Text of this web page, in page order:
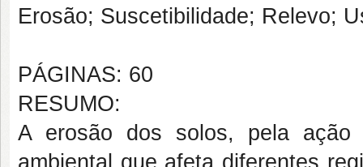
Erosão; Suscetibilidade; Relevo;
PÁGINAS: 60
RESUMO:
A erosão dos solos, pela ação
ambiental que afeta diferentes